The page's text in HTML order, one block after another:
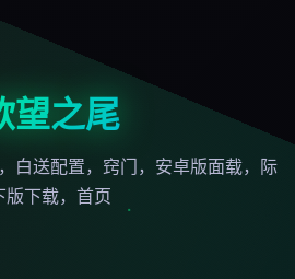
望之尾
白送配置，窍门，安卓版面载，际
版下载，首页